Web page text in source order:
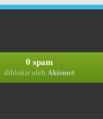
0 spam
diblokir oleh Akismet